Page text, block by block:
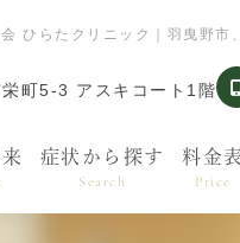
ひらたクリニック｜羽曳野
町5-3 アスキコート1階
症状から探す
Search
料金表
Price